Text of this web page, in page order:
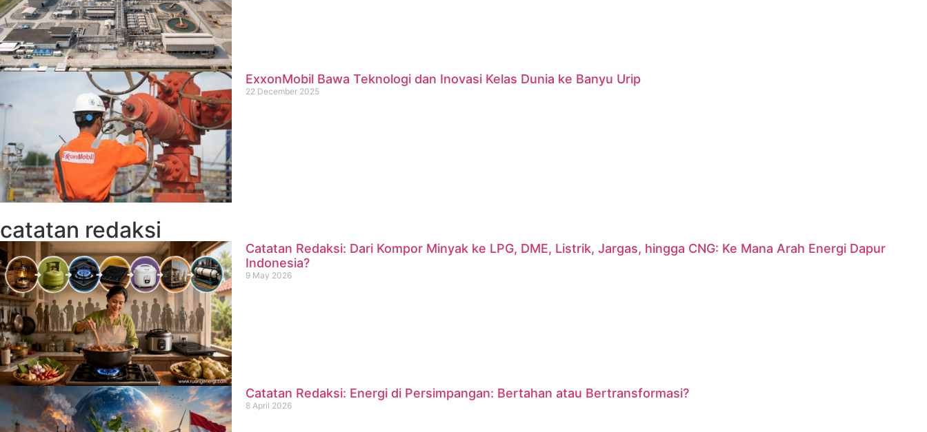
ExxonMobil Bawa Teknologi dan Inovasi Kelas Dunia ke Banyu Urip
22 December 2025
catatan redaksi
Catatan Redaksi: Dari Kompor Minyak ke LPG, DME, Listrik, Jargas, hingga CNG: Ke Mana Arah Energi Dapur
Indonesia?
9 May 2026
Catatan Redaksi: Energi di Persimpangan: Bertahan atau Bertransformasi?
8 April 2026